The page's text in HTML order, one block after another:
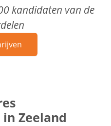
kandidaten van de
Zeeland